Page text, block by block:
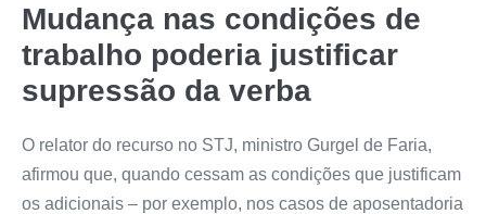
Mudança nas condições de
trabalho poderia justificar
supressão da verba
O relator do recurso no STJ, ministro Gurgel de Faria,
afirmou que, quando cessam as condições que justificam
os adicionais – por exemplo, nos casos de aposentadoria